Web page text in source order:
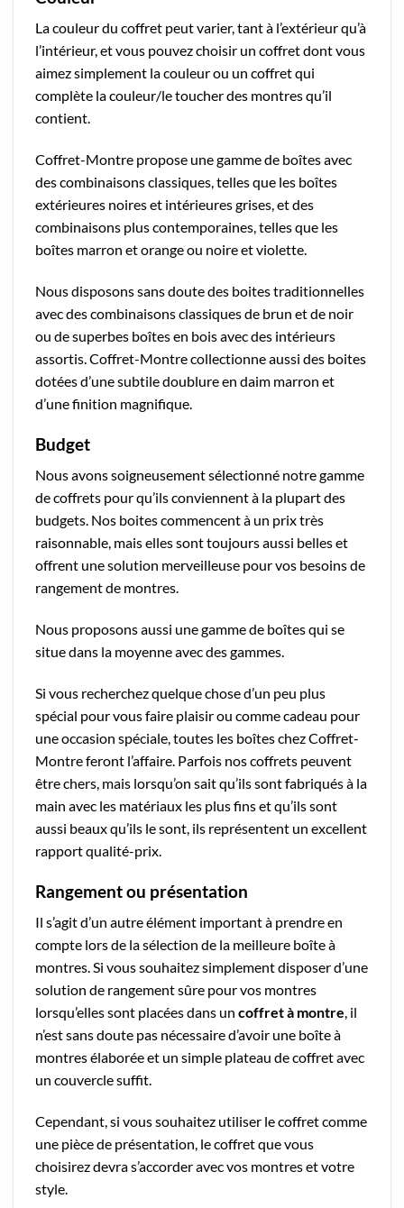
La couleur du coffret peut varier, tant à l’extérieur qu’à
l’intérieur, et vous pouvez choisir un coffret dont vous
aimez simplement la couleur ou un coffret qui
complète la couleur/le toucher des montres qu’il
contient.
Coffret-Montre propose une gamme de boîtes avec
des combinaisons classiques, telles que les boîtes
extérieures noires et intérieures grises, et des
combinaisons plus contemporaines, telles que les
boîtes marron et orange ou noire et violette.
Nous disposons sans doute des boites traditionnelles
avec des combinaisons classiques de brun et de noir
ou de superbes boîtes en bois avec des intérieurs
assortis. Coffret-Montre collectionne aussi des boites
dotées d’une subtile doublure en daim marron et
d’une finition magnifique.
Budget
Nous avons soigneusement sélectionné notre gamme
de coffrets pour qu’ils conviennent à la plupart des
budgets. Nos boites commencent à un prix très
raisonnable, mais elles sont toujours aussi belles et
offrent une solution merveilleuse pour vos besoins de
rangement de montres.
Nous proposons aussi une gamme de boîtes qui se
situe dans la moyenne avec des gammes.
Si vous recherchez quelque chose d’un peu plus
spécial pour vous faire plaisir ou comme cadeau pour
une occasion spéciale, toutes les boîtes chez Coffret-
Montre feront l’affaire. Parfois nos coffrets peuvent
être chers, mais lorsqu’on sait qu’ils sont fabriqués à la
main avec les matériaux les plus fins et qu’ils sont
aussi beaux qu’ils le sont, ils représentent un excellent
rapport qualité-prix.
Rangement ou présentation
Il s’agit d’un autre élément important à prendre en
compte lors de la sélection de la meilleure boîte à
montres. Si vous souhaitez simplement disposer d’une
solution de rangement sûre pour vos montres
lorsqu’elles sont placées dans un coffret à montre, il
n’est sans doute pas nécessaire d’avoir une boîte à
montres élaborée et un simple plateau de coffret avec
un couvercle suffit.
Cependant, si vous souhaitez utiliser le coffret comme
une pièce de présentation, le coffret que vous
choisirez devra s’accorder avec vos montres et votre
style.